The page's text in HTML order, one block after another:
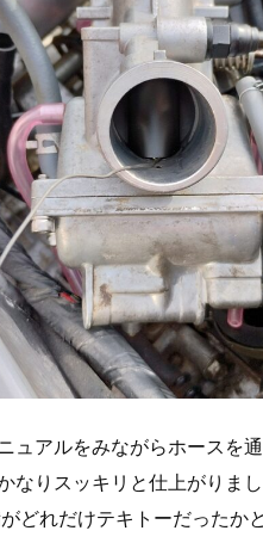
ュアルをみながらホースを通
りスッキリと仕上がりまし
どれだけテキトーだったか